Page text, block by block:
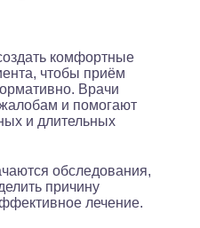
комфортные
чтобы приём
Врачи
и помогают
и длительных
обследования,
причину
лечение.